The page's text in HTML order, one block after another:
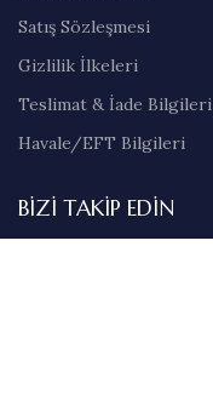
Satış Sözleşmesi
Gizlilik İlkeleri
Teslimat & İade Bilgileri
Havale/EFT Bilgileri
BIZI TAKIP EDIN